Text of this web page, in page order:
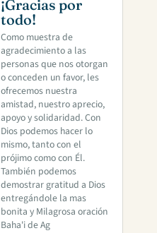
¡Gracias por
todo!
Como muestra de
agradecimiento a las
personas que nos otorgan
o conceden un favor, les
ofrecemos nuestra
amistad, nuestro aprecio,
apoyo y solidaridad. Con
Dios podemos hacer lo
mismo, tanto con el
prójimo como con Él.
También podemos
demostrar gratitud a Dios
entregándole la mas
bonita y Milagrosa oración
Baha'i de Ag